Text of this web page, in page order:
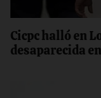
Cicpc halló en
desaparecida